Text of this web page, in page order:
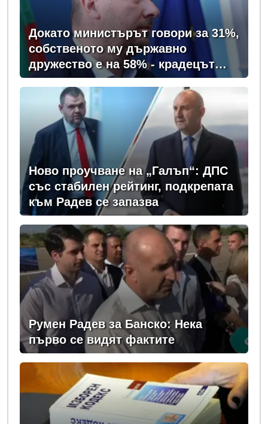
Докато министърът говори за 31%,
собственото му държавно
дружество е на 58% - крадецът
вика дръжте крадеца
Ново проучване на „Галъп“: ДПС
със стабилен рейтинг, подкрепата
към Радев се запазва
Румен Радев за Банско: Нека
първо се видят фактите